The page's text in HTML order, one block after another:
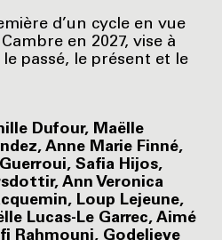
d’un cycle en vue
en 2027, vise à
passé, le présent et le
Dufour, Maëlle
Anne Marie Finné,
Safia Hijos,
Ann Veronica
Loup Lejeune,
Lucas-Le Garrec, Aimé
Rahmouni, Godelieve